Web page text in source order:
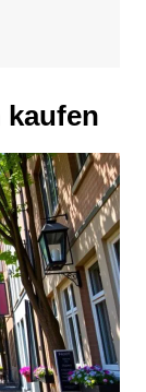
kaufen